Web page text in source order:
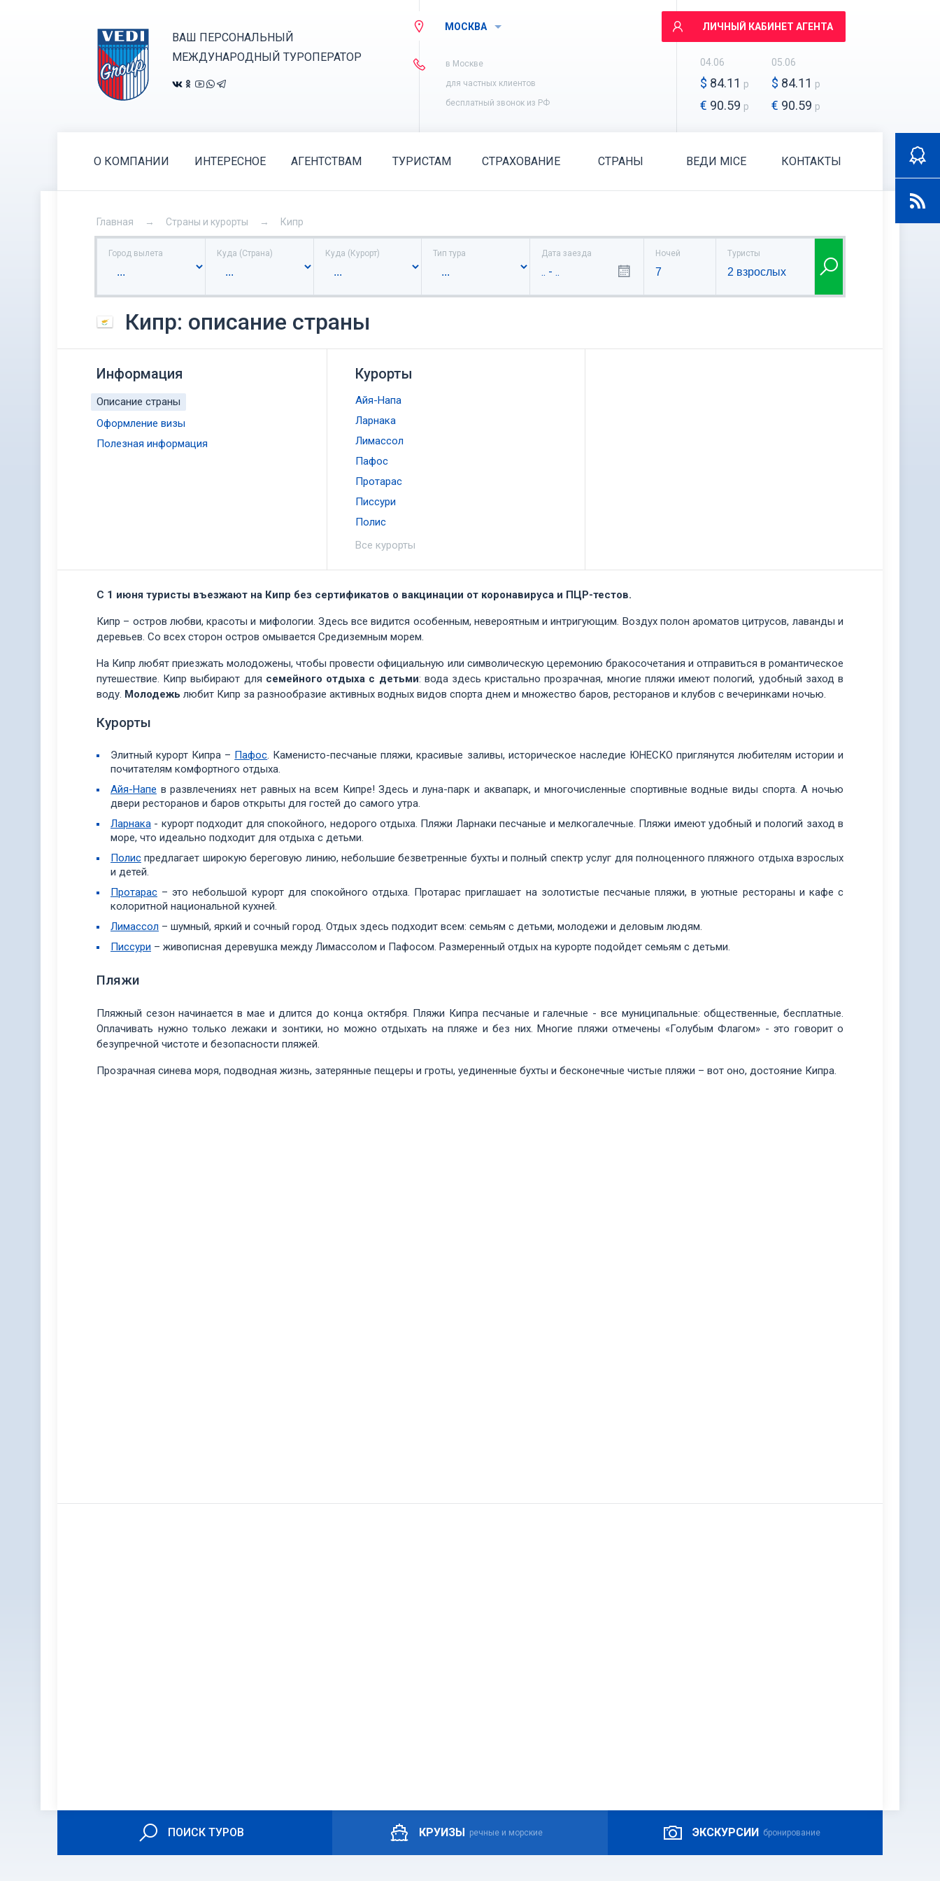
ВАШ ПЕРСОНАЛЬНЫЙ
МЕЖДУНАРОДНЫЙ ТУРОПЕРАТОР
МОСКВА
в Москве
для частных клиентов
бесплатный звонок из РФ
ЛИЧНЫЙ КАБИНЕТ АГЕНТА
04.06
$ 84.11 р
€ 90.59 р
05.06
$ 84.11 р
€ 90.59 р
О КОМПАНИИ ИНТЕРЕСНОЕ АГЕНТСТВАМ ТУРИСТАМ СТРАХОВАНИЕ СТРАНЫ ВЕДИ MICE КОНТАКТЫ
Главная Страны и курорты Кипр
Город вылета Куда (Страна) Куда (Курорт) Тип тура
.. - ..
Дата заезда
7
Ночей
2 взрослых
Туристы
Кипр: описание страны
Информация
Описание страны
Оформление визы
Полезная информация
Курорты
Айя-Напа
Ларнака
Лимассол
Пафос
Протарас
Писсури
Полис
Все курорты
С 1 июня туристы въезжают на Кипр без сертификатов о вакцинации от коронавируса и ПЦР-тестов.
Кипр – остров любви, красоты и мифологии. Здесь все видится особенным, невероятным и интригующим. Воздух полон ароматов цитрусов, лаванды и
деревьев. Со всех сторон остров омывается Средиземным морем.
На Кипр любят приезжать молодожены, чтобы провести официальную или символическую церемонию бракосочетания и отправиться в романтическое
путешествие. Кипр выбирают для семейного отдыха с детьми: вода здесь кристально прозрачная, многие пляжи имеют пологий, удобный заход в
воду. Молодежь любит Кипр за разнообразие активных водных видов спорта днем и множество баров, ресторанов и клубов с вечеринками ночью.
Курорты
Элитный курорт Кипра – Пафос. Каменисто-песчаные пляжи, красивые заливы, историческое наследие ЮНЕСКО приглянутся любителям истории и
почитателям комфортного отдыха.
Айя-Напе в развлечениях нет равных на всем Кипре! Здесь и луна-парк и аквапарк, и многочисленные спортивные водные виды спорта. А ночью
двери ресторанов и баров открыты для гостей до самого утра.
Ларнака - курорт подходит для спокойного, недорого отдыха. Пляжи Ларнаки песчаные и мелкогалечные. Пляжи имеют удобный и пологий заход в
море, что идеально подходит для отдыха с детьми.
Полис предлагает широкую береговую линию, небольшие безветренные бухты и полный спектр услуг для полноценного пляжного отдыха взрослых
и детей.
Протарас – это небольшой курорт для спокойного отдыха. Протарас приглашает на золотистые песчаные пляжи, в уютные рестораны и кафе с
колоритной национальной кухней.
Лимассол – шумный, яркий и сочный город. Отдых здесь подходит всем: семьям с детьми, молодежи и деловым людям.
Писсури – живописная деревушка между Лимассолом и Пафосом. Размеренный отдых на курорте подойдет семьям с детьми.
Пляжи
Пляжный сезон начинается в мае и длится до конца октября. Пляжи Кипра песчаные и галечные - все муниципальные: общественные, бесплатные.
Оплачивать нужно только лежаки и зонтики, но можно отдыхать на пляже и без них. Многие пляжи отмечены «Голубым Флагом» - это говорит о
безупречной чистоте и безопасности пляжей.
Прозрачная синева моря, подводная жизнь, затерянные пещеры и гроты, уединенные бухты и бесконечные чистые пляжи – вот оно, достояние Кипра.
ПОИСК ТУРОВ КРУИЗЫ речные и морские ЭКСКУРСИИ бронирование